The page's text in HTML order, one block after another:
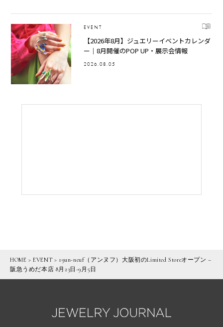
EVENT
【2026年8月】ジュエリーイベントカレンダ
ー｜8月開催のPOP UP・展示会情報
2026.08.05
HOME >EVENT > 19un-neuf（アンヌフ）大阪初のLimited Storeオープン –
阪急うめだ本店 8月23日-9月5日